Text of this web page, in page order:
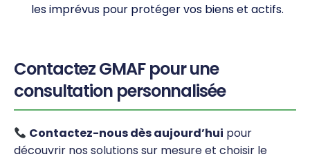
les imprévus pour protéger vos biens et actifs.
Contactez GMAF pour une
consultation personnalisée
Contactez-nous dès aujourd’hui pour
découvrir nos solutions sur mesure et choisir le